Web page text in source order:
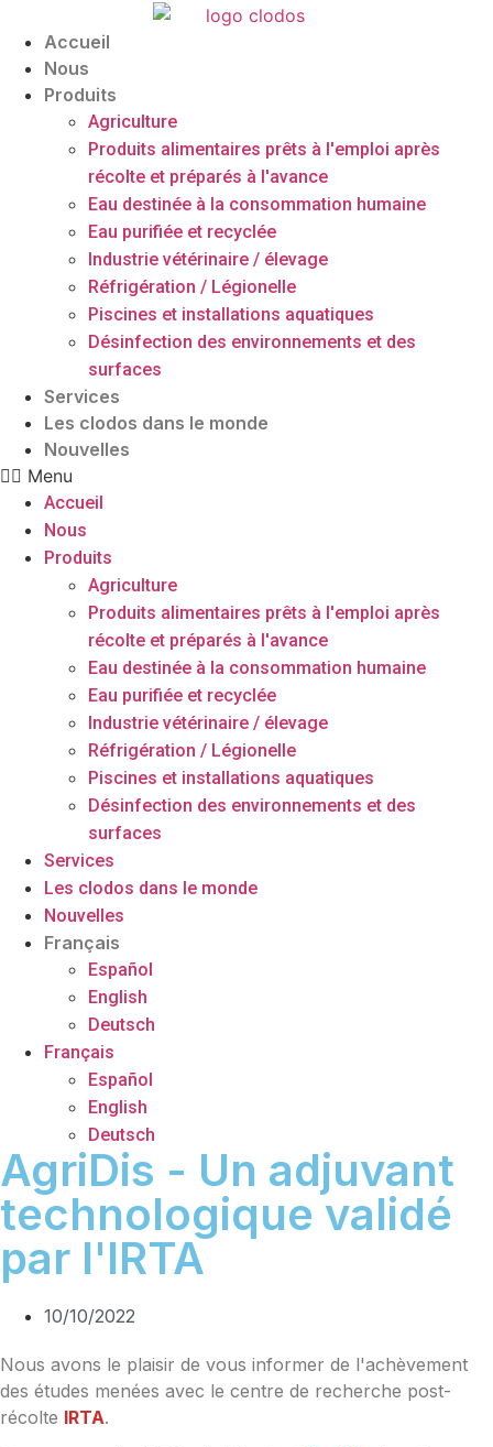
content
Accueil
Nous
Produits
Agriculture
Produits alimentaires prêts à l'emploi après
récolte et préparés à l'avance
Eau destinée à la consommation humaine
Eau purifiée et recyclée
Industrie vétérinaire / élevage
Réfrigération / Légionelle
Piscines et installations aquatiques
Désinfection des environnements et des
surfaces
Services
Les clodos dans le monde
Nouvelles
Menu
Accueil
Nous
Produits
Agriculture
Produits alimentaires prêts à l'emploi après
récolte et préparés à l'avance
Eau destinée à la consommation humaine
Eau purifiée et recyclée
Industrie vétérinaire / élevage
Réfrigération / Légionelle
Piscines et installations aquatiques
Désinfection des environnements et des
surfaces
Services
Les clodos dans le monde
Nouvelles
Français
Español
English
Deutsch
Français
Español
English
Deutsch
AgriDis - Un adjuvant
technologique validé
par l'IRTA
10/10/2022
Nous avons le plaisir de vous informer de l'achèvement
des études menées avec le centre de recherche post-
récolte IRTA.